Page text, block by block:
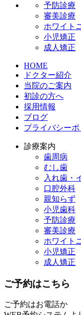
予防診療
審美診療
ホワイト
小児矯正
成人矯正
HOME
ドクター紹介
当院のご案内
初診の方へ
採用情報
ブログ
プライバシー
診療案内
歯周病
むし歯
入れ歯・
口腔外科
親知らず
小児歯科
予防診療
審美診療
ホワイト
小児矯正
成人矯正
ご予約はこちら
ご予約はお電話か